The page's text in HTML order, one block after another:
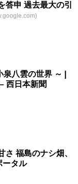
答申 過去最大の引
八雲の世界 ～ |
西日本新聞
さ 福島のナシ畑、
ータル